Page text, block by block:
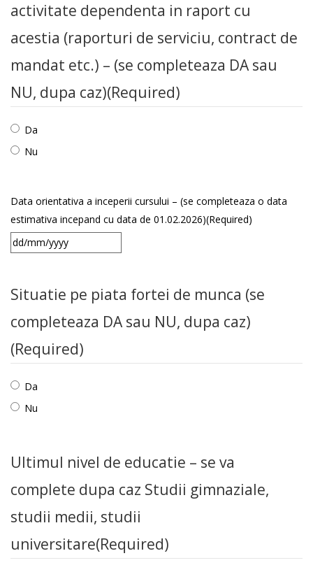
activitate dependenta in raport cu
acestia (raporturi de serviciu, contract de
mandat etc.) – (se completeaza DA sau
NU, dupa caz)(Required)
Da
Nu
Data orientativa a inceperii cursului – (se completeaza o data
estimativa incepand cu data de 01.02.2026)(Required)
DD
MM
YYYY
Situatie pe piata fortei de munca (se
completeaza DA sau NU, dupa caz)
(Required)
Da
Nu
Ultimul nivel de educatie – se va
complete dupa caz Studii gimnaziale,
studii medii, studii
universitare(Required)